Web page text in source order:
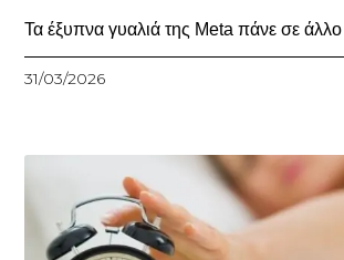
Τα έξυπνα γυαλιά της Meta πάνε σε
31/03/2026